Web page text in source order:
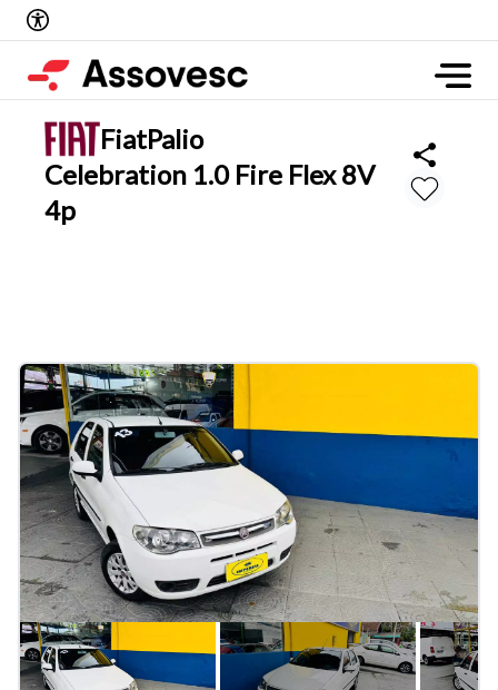
FiatPalio
Celebration 1.0 Fire Flex 8V
4p